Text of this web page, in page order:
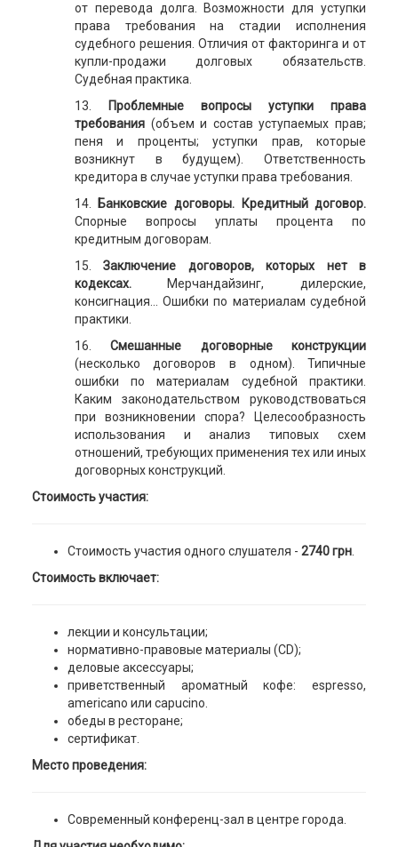
от перевода долга. Возможности для уступки
права требования на стадии исполнения
судебного решения. Отличия от факторинга и от
купли-продажи долговых обязательств.
Судебная практика.
13.
Проблемные вопросы уступки права
требования(объем и состав уступаемых прав;
пеня и проценты; уступки прав, которые
возникнут в будущем). Ответственность
кредитора в случае уступки права требования.
14.
Банковские договоры. Кредитный договор.
Спорные вопросы уплаты процента по
кредитным договорам.
15.Заключение договоров, которых нет в
кодексах.Мерчандайзинг, дилерские,
консигнация... Ошибки по материалам судебной
практики.
16.Смешанные договорные конструкции
(несколько договоров в одном). Типичные
ошибки по материалам судебной практики.
Каким законодательством руководствоваться
при возникновении спора? Целесообразность
использования и анализ типовых схем
отношений, требующих применения тех или иных
договорных конструкций.
Стоимость участия:
Стоимость участия одного слушателя - 2740 грн.
Стоимость включает:
лекции и консультации;
нормативно-правовые материалы (CD);
деловые аксессуары;
приветственный ароматный кофе: espresso,
аmericano или capucino.
обеды в ресторане;
сертификат.
Место проведения:
Современный конференц-зал в центре города.